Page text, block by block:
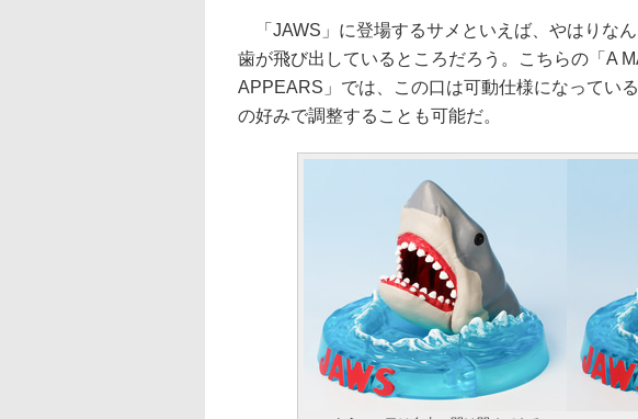
「JAWS」に登場するサメといえば、やはりな
歯が飛び出しているところだろう。こちらの「A
APPEARS」では、この口は可動仕様になってい
の好みで調整することも可能だ。